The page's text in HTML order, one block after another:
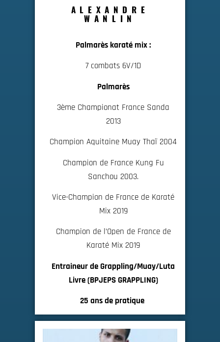
ALEXANDRE
WANLIN
Palmarès karaté mix :
7 combats 6V/1D
Palmarès
3ème Championat France Sanda
2013
Champion Aquitaine Muay Thaï 2004
Champion de France Kung Fu
Sanchou 2003.
Vice-Champion de France de Karaté
Mix 2019
Champion de l’Open de France de
Karaté Mix 2019
Entraineur de Grappling/Muay/Luta
Livre (BPJEPS GRAPPLING)
25 ans de pratique